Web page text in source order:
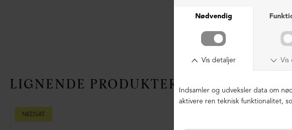
LIGNENDE PRODUKTER
NEDSAT